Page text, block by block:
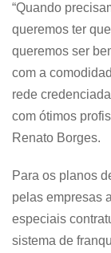
“Quando
queremos ter
queremos ser
com a
rede
com ótimos
Renato Borges.
Para os planos
pelas empresas
especiais
sistema de